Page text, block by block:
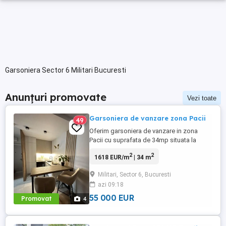
Garsoniera Sector 6 Militari Bucuresti
Anunțuri promovate Vezi toate
Promovat 4
49 Garsoniera de vanzare zona Pacii
Oferim garsoniera de vanzare in zona
Pacii cu suprafata de 34mp situata la
practica si luminoasa,ideala pentru
metrou,mijloace de transport,magazine si
alte facilitati,sunati-ma pentru mai multe
detalii!
1618 EUR/m2| 34 m2
Militari, Sector 6, Bucuresti
azi 09:18
55 000 EUR